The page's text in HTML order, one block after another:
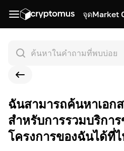
จุดMarket
ฉันสามารถค้นหาเอก
สำหรับการรวมบริกา
โครงการของฉันได้ที่